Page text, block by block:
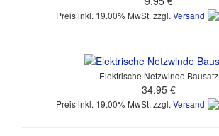
Preis inkl. 19.00% MwSt. zzgl. Versand
Elektrische Netzwinde Bausatz
34.95 €
Preis inkl. 19.00% MwSt. zzgl. Versand